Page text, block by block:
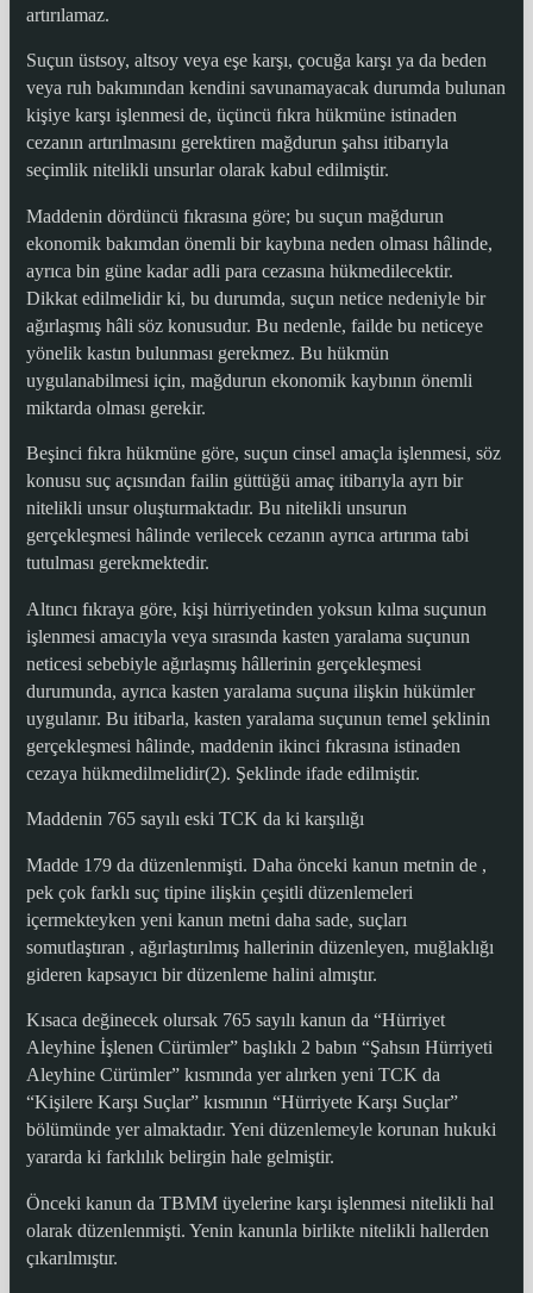
artırılamaz.
Suçun üstsoy, altsoy veya eşe karşı, çocuğa karşı ya da beden
veya ruh bakımından kendini savunamayacak durumda bulunan
kişiye karşı işlenmesi de, üçüncü fıkra hükmüne istinaden
cezanın artırılmasını gerektiren mağdurun şahsı itibarıyla
seçimlik nitelikli unsurlar olarak kabul edilmiştir.
Maddenin dördüncü fıkrasına göre; bu suçun mağdurun
ekonomik bakımdan önemli bir kaybına neden olması hâlinde,
ayrıca bin güne kadar adli para cezasına hükmedilecektir.
Dikkat edilmelidir ki, bu durumda, suçun netice nedeniyle bir
ağırlaşmış hâli söz konusudur. Bu nedenle, failde bu neticeye
yönelik kastın bulunması gerekmez. Bu hükmün
uygulanabilmesi için, mağdurun ekonomik kaybının önemli
miktarda olması gerekir.
Beşinci fıkra hükmüne göre, suçun cinsel amaçla işlenmesi, söz
konusu suç açısından failin güttüğü amaç itibarıyla ayrı bir
nitelikli unsur oluşturmaktadır. Bu nitelikli unsurun
gerçekleşmesi hâlinde verilecek cezanın ayrıca artırıma tabi
tutulması gerekmektedir.
Altıncı fıkraya göre, kişi hürriyetinden yoksun kılma suçunun
işlenmesi amacıyla veya sırasında kasten yaralama suçunun
neticesi sebebiyle ağırlaşmış hâllerinin gerçekleşmesi
durumunda, ayrıca kasten yaralama suçuna ilişkin hükümler
uygulanır. Bu itibarla, kasten yaralama suçunun temel şeklinin
gerçekleşmesi hâlinde, maddenin ikinci fıkrasına istinaden
cezaya hükmedilmelidir(2). Şeklinde ifade edilmiştir.
Maddenin 765 sayılı eski TCK da ki karşılığı
Madde 179 da düzenlenmişti. Daha önceki kanun metnin de ,
pek çok farklı suç tipine ilişkin çeşitli düzenlemeleri
içermekteyken yeni kanun metni daha sade, suçları
somutlaştıran , ağırlaştırılmış hallerinin düzenleyen, muğlaklığı
gideren kapsayıcı bir düzenleme halini almıştır.
Kısaca değinecek olursak 765 sayılı kanun da “Hürriyet
Aleyhine İşlenen Cürümler” başlıklı 2 babın “Şahsın Hürriyeti
Aleyhine Cürümler” kısmında yer alırken yeni TCK da
“Kişilere Karşı Suçlar” kısmının “Hürriyete Karşı Suçlar”
bölümünde yer almaktadır. Yeni düzenlemeyle korunan hukuki
yararda ki farklılık belirgin hale gelmiştir.
Önceki kanun da TBMM üyelerine karşı işlenmesi nitelikli hal
olarak düzenlenmişti. Yenin kanunla birlikte nitelikli hallerden
çıkarılmıştır.